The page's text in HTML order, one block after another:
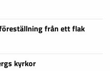
från ett flak
kyrkor